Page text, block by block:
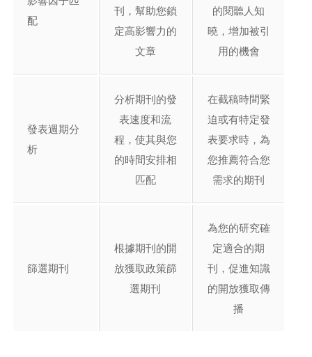
配
刊，幫助您鎖
定高影響力的
文章
的閱聽人知
曉，增加被引
用的機會
發表週期分
析
分析期刊的發
表速度和流
程，使其與您
的時間安排相
匹配
在截稿時間緊
迫或有特定發
表要求時，為
您推薦符合您
需求的期刊
篩選期刊
根據期刊的開
放獲取政策篩
選期刊
為您的研究確
定適合的期
刊，促進知識
的開放獲取傳
播